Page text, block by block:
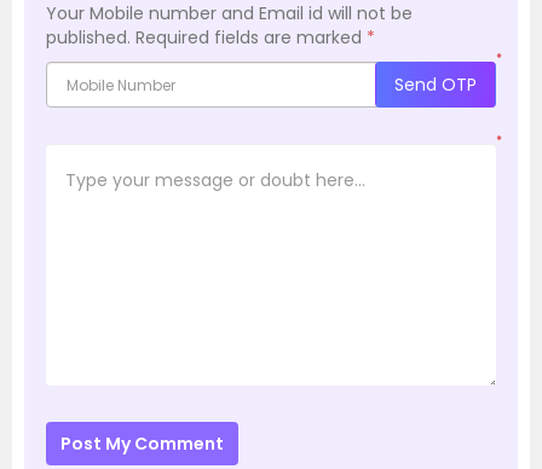
Your Mobile number and Email id will not be
published. Required fields are marked *
*
Send OTP
*
Post My Comment